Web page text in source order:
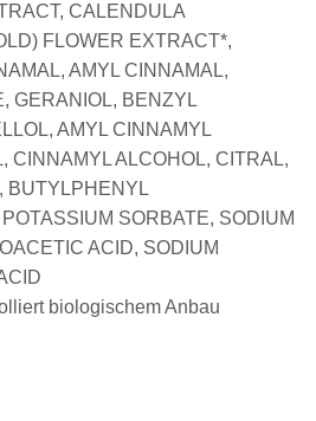
CALENDULA
FLOWER EXTRACT*,
AMYL CINNAMAL,
GERANIOL, BENZYL
AMYL CINNAMYL
CINNAMYL ALCOHOL, CITRAL,
BUTYLPHENYL
SORBATE, SODIUM
ACID, SODIUM
biologischem Anbau